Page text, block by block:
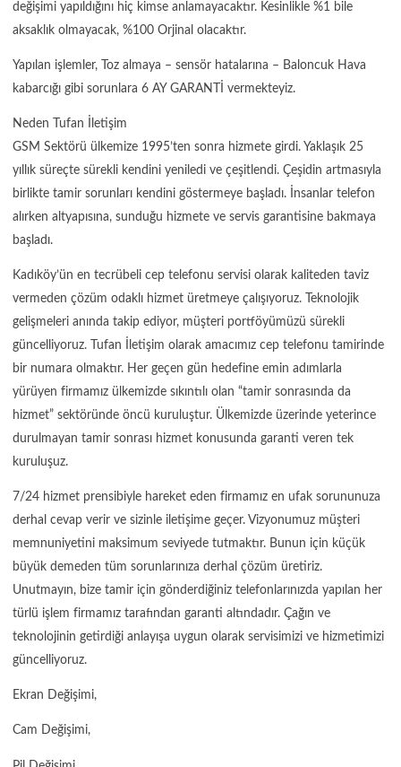
değişimi yapıldığını hiç kimse anlamayacaktır. Kesinlikle %1 bile
aksaklık olmayacak, %100 Orjinal olacaktır.
Yapılan işlemler, Toz almaya – sensör hatalarına – Baloncuk Hava
kabarcığı gibi sorunlara 6 AY GARANTİ vermekteyiz.
Neden Tufan İletişim
GSM Sektörü ülkemize 1995’ten sonra hizmete girdi. Yaklaşık 25
yıllık süreçte sürekli kendini yeniledi ve çeşitlendi. Çeşidin artmasıyla
birlikte tamir sorunları kendini göstermeye başladı. İnsanlar telefon
alırken altyapısına, sunduğu hizmete ve servis garantisine bakmaya
başladı.
Kadıköy’ün en tecrübeli cep telefonu servisi olarak kaliteden taviz
vermeden çözüm odaklı hizmet üretmeye çalışıyoruz. Teknolojik
gelişmeleri anında takip ediyor, müşteri portföyümüzü sürekli
güncelliyoruz. Tufan İletişim olarak amacımız cep telefonu tamirinde
bir numara olmaktır. Her geçen gün hedefine emin adımlarla
yürüyen firmamız ülkemizde sıkıntılı olan “tamir sonrasında da
hizmet” sektöründe öncü kuruluştur. Ülkemizde üzerinde yeterince
durulmayan tamir sonrası hizmet konusunda garanti veren tek
kuruluşuz.
7/24 hizmet prensibiyle hareket eden firmamız en ufak sorununuza
derhal cevap verir ve sizinle iletişime geçer. Vizyonumuz müşteri
memnuniyetini maksimum seviyede tutmaktır. Bunun için küçük
büyük demeden tüm sorunlarınıza derhal çözüm üretiriz.
Unutmayın, bize tamir için gönderdiğiniz telefonlarınızda yapılan her
türlü işlem firmamız tarafından garanti altındadır. Çağın ve
teknolojinin getirdiği anlayışa uygun olarak servisimizi ve hizmetimizi
güncelliyoruz.
Ekran Değişimi,
Cam Değişimi,